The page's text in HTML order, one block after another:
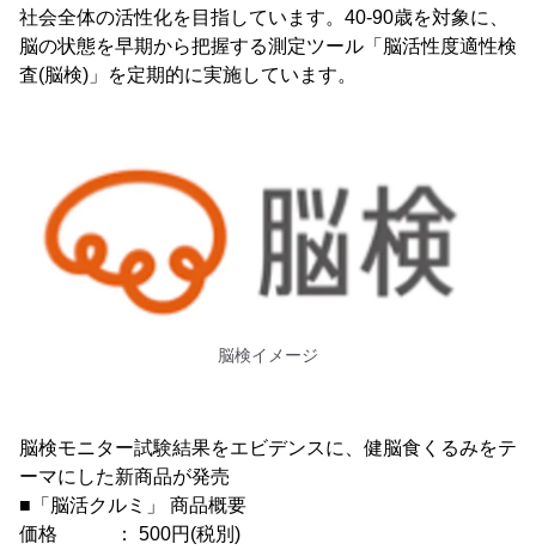
社会全体の活性化を目指しています。40-90歳を対象に、
脳の状態を早期から把握する測定ツール「脳活性度適性検
査(脳検)」を定期的に実施しています。
脳検イメージ
脳検モニター試験結果をエビデンスに、健脳食くるみをテ
ーマにした新商品が発売
■「脳活クルミ」 商品概要
価格 ： 500円(税別)